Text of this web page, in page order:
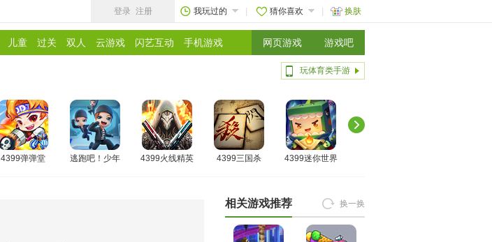
登录 注册 我玩过的 猜你喜欢 换肤
儿童 过关 双人 云游戏 闪艺互动 手机游戏 网页游戏 游戏吧
玩体育类手游
4399弹弹堂 逃跑吧！少年 4399火线精英 4399三国杀 4399迷你世界
相关游戏推荐 换一换